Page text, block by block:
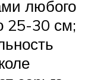
любого
25-30 см;